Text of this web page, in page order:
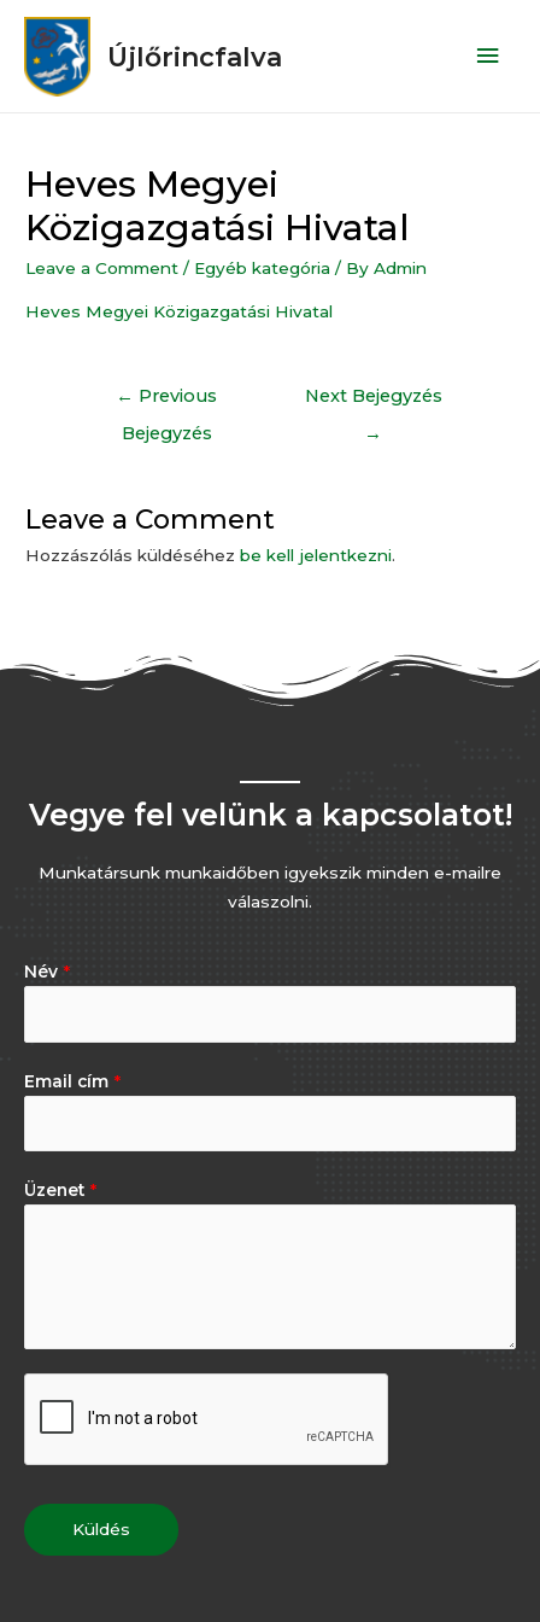
Újlőrincfalva
Heves Megyei
Közigazgatási Hivatal
Leave a Comment / Egyéb kategória / ByAdmin
Heves Megyei Közigazgatási Hivatal
← Previous
Bejegyzés
Next Bejegyzés
→
Leave a Comment
Hozzászólás küldéséhezbe kell jelentkezni.
Vegye fel velünk a kapcsolatot!
Munkatársunk munkaidőben igyekszik minden e-mailre
válaszolni.
Név *
Email cím *
Üzenet *
Küldés